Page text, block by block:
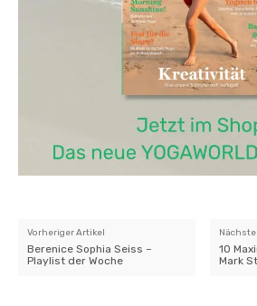
Vorheriger Artikel
Berenice Sophia Seiss –
Playlist der Woche
10
Mark